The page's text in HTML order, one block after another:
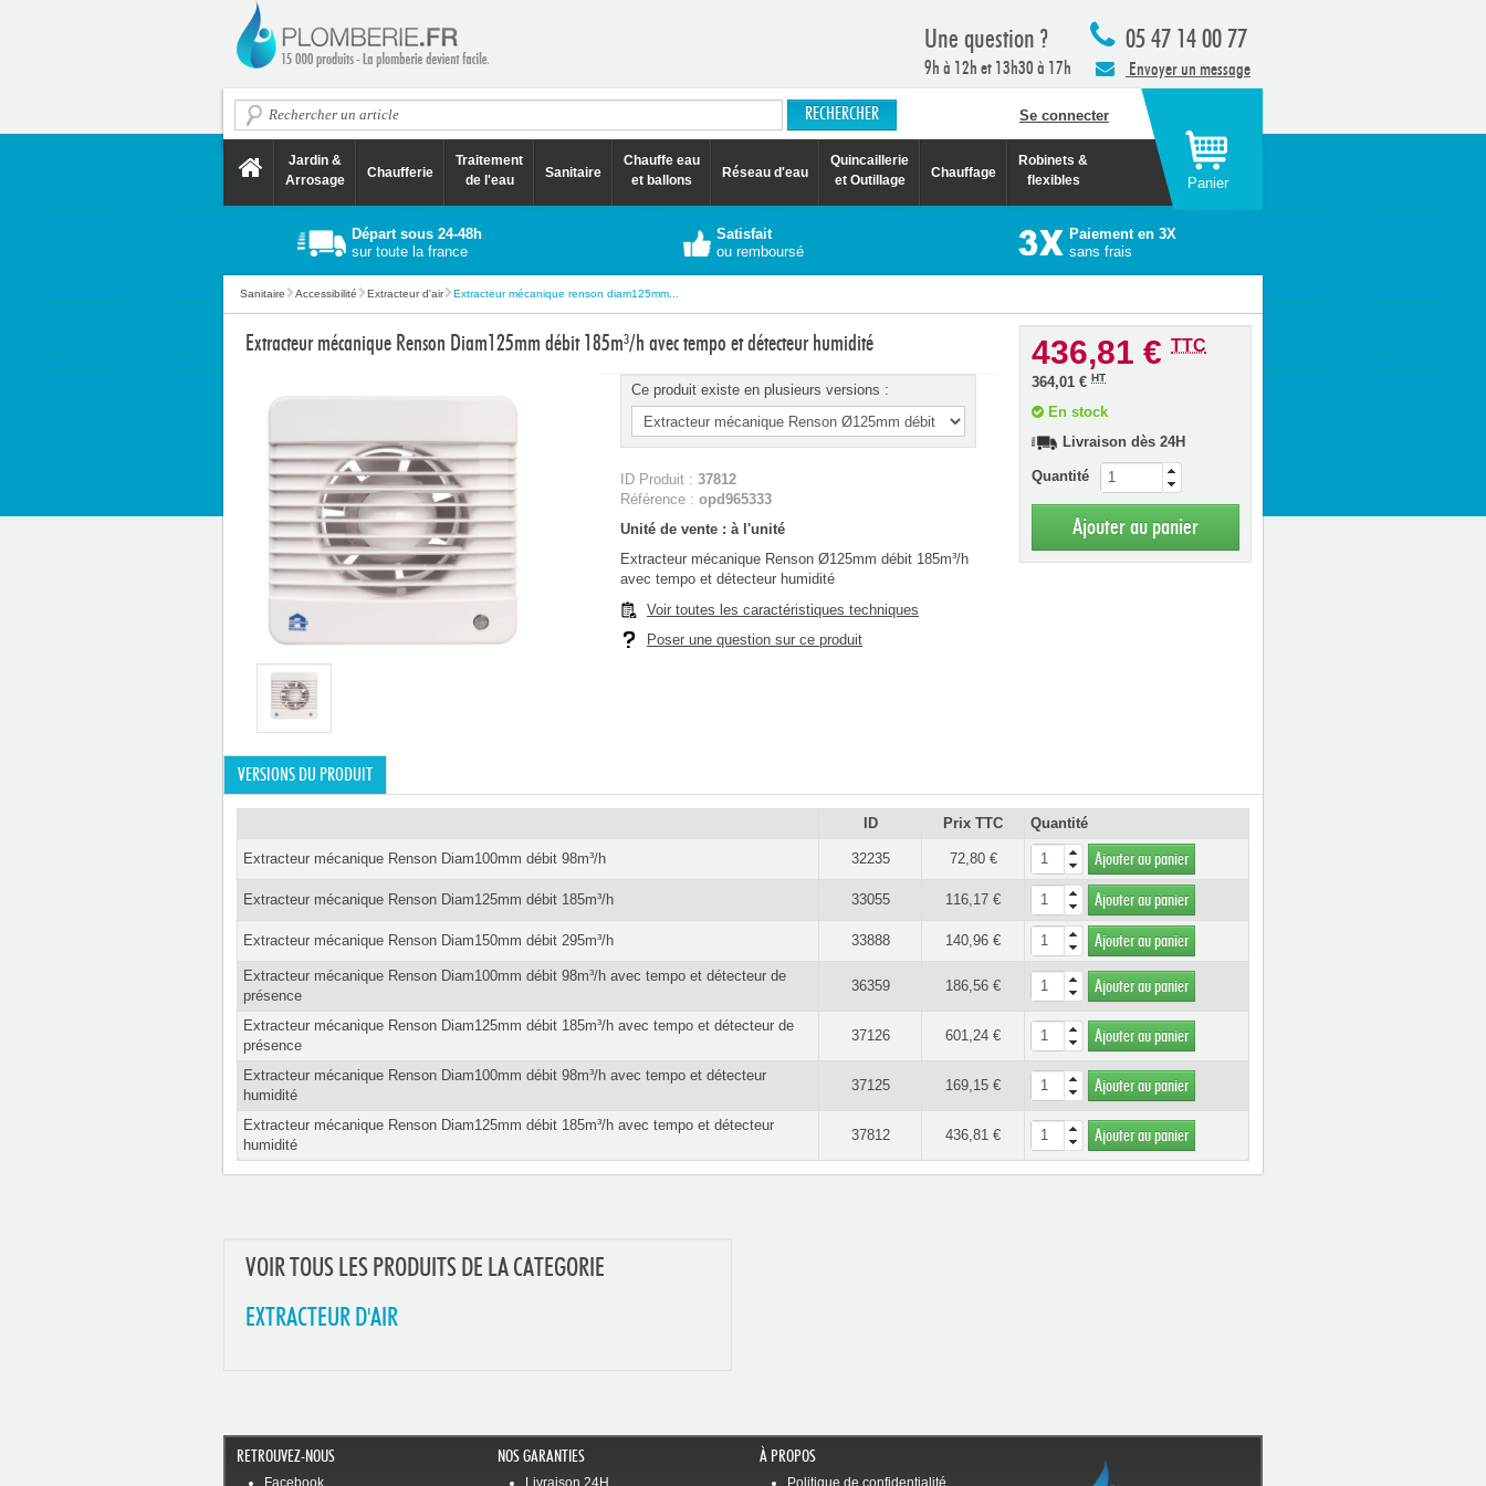
05 47 14 00 77
Envoyer un message
Une question ?
9h à 12h et 13h30 à 17h
Se connecter
Jardin &
Arrosage
Chaufferie
Traitement
de l'eau
Sanitaire
Chauffe eau
et ballons
Réseau d'eau
Quincaillerie
et Outillage
Chauffage
Robinets &
flexibles
Panier
Départ sous 24-48h
sur toute la france
Satisfait
ou remboursé
Paiement en 3X
sans frais
Sanitaire Accessibilité Extracteur d'air Extracteur mécanique renson diam125mm...
Extracteur mécanique Renson Diam125mm débit 185m³/h avec tempo et détecteur humidité
Ce produit existe en plusieurs versions :
ID Produit : 37812
Référence : opd965333
Unité de vente : à l'unité
Extracteur mécanique Renson Ø125mm débit 185m³/h
avec tempo et détecteur humidité
Voir toutes les caractéristiques techniques
Poser une question sur ce produit
436,81 € TTC
364,01 € HT
En stock
Livraison dès 24H
Quantité
Ajouter au panier
VERSIONS DU PRODUIT
ID Prix TTC Quantité
Extracteur mécanique Renson Diam100mm débit 98m³/h 32235 72,80 € Ajouter au panier
Extracteur mécanique Renson Diam125mm débit 185m³/h 33055 116,17 € Ajouter au panier
Extracteur mécanique Renson Diam150mm débit 295m³/h 33888 140,96 € Ajouter au panier
Extracteur mécanique Renson Diam100mm débit 98m³/h avec tempo et détecteur de
présence
36359 186,56 € Ajouter au panier
Extracteur mécanique Renson Diam125mm débit 185m³/h avec tempo et détecteur de
présence
37126 601,24 € Ajouter au panier
Extracteur mécanique Renson Diam100mm débit 98m³/h avec tempo et détecteur
humidité
37125 169,15 € Ajouter au panier
Extracteur mécanique Renson Diam125mm débit 185m³/h avec tempo et détecteur
humidité
37812 436,81 € Ajouter au panier
VOIR TOUS LES PRODUITS DE LA CATEGORIE
EXTRACTEUR D'AIR
RETROUVEZ-NOUS
Facebook
NOS GARANTIES
Livraison 24H
À PROPOS
Politique de confidentialité